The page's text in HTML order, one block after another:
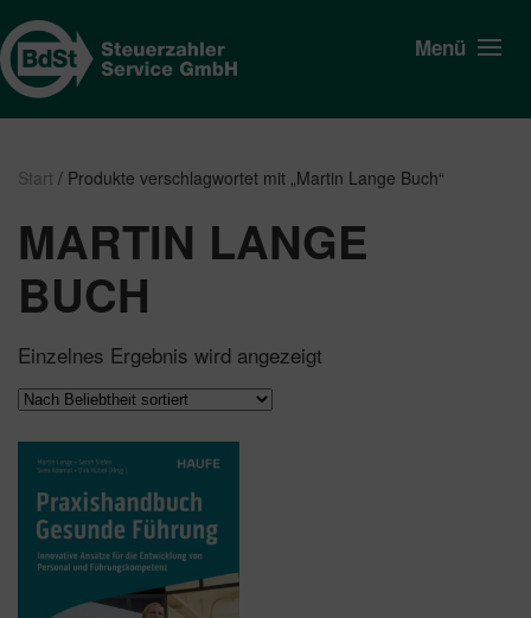
Menü
Start / Produkte verschlagwortet mit „Martin Lange Buch“
MARTIN LANGE
BUCH
Einzelnes Ergebnis wird angezeigt